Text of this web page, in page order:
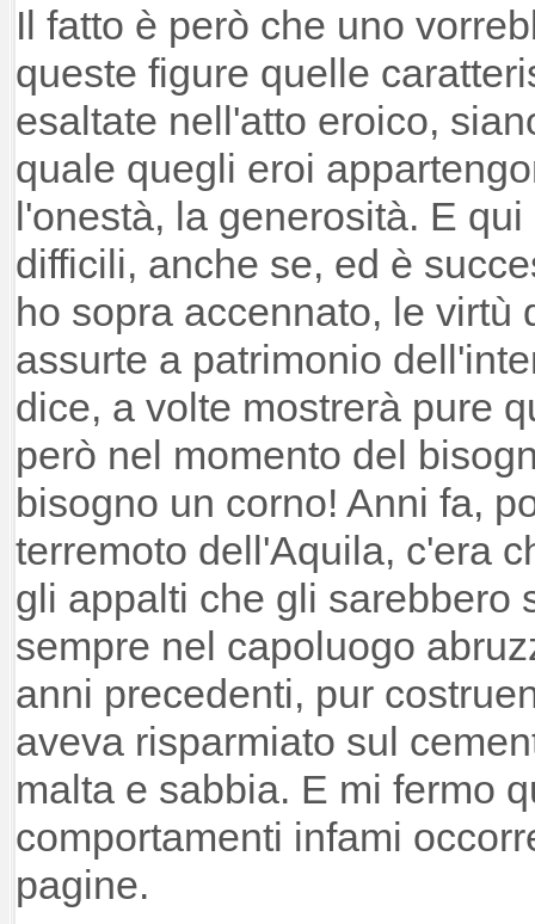
Il fatto è però che uno
queste figure quelle
esaltate nell'atto eroico,
quale quegli eroi
l'onestà, la generosità. E
difficili, anche se, ed è
ho sopra accennato, le virtù
assurte a patrimonio
dice, a volte mostrerà pure
però nel momento del
bisogno un corno! Anni fa,
terremoto dell'Aquila, c'era
gli appalti che gli sarebbero
sempre nel capoluogo
anni precedenti, pur
aveva risparmiato sul
malta e sabbia. E mi fermo
comportamenti infami
pagine.